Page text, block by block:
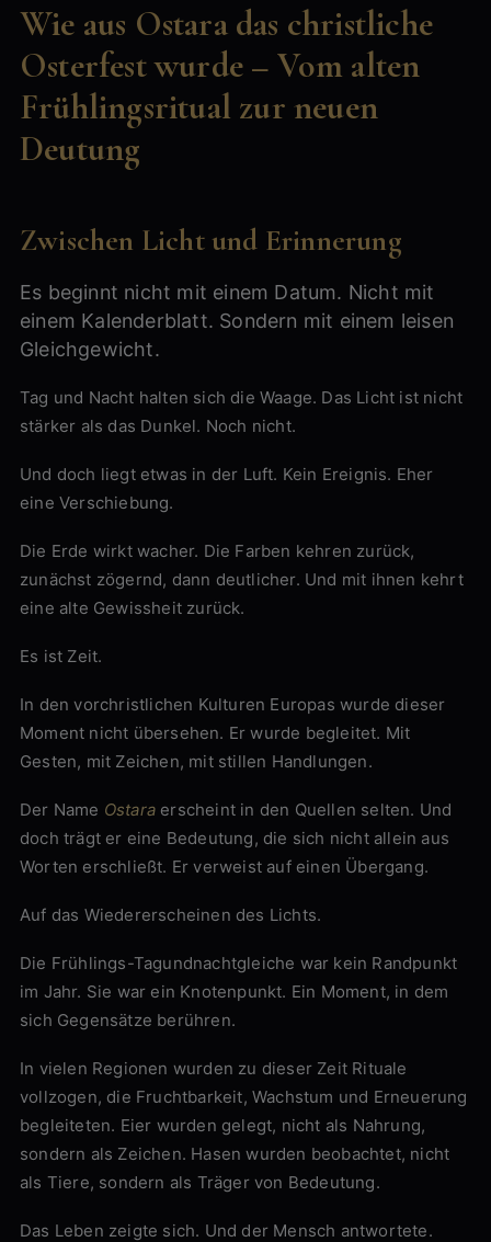
Wie aus Ostara das christliche
Osterfest wurde – Vom alten
Frühlingsritual zur neuen
Deutung
Zwischen Licht und Erinnerung
Es beginnt nicht mit einem Datum. Nicht mit
einem Kalenderblatt. Sondern mit einem leisen
Gleichgewicht.
Tag und Nacht halten sich die Waage. Das Licht ist nicht
stärker als das Dunkel. Noch nicht.
Und doch liegt etwas in der Luft. Kein Ereignis. Eher
eine Verschiebung.
Die Erde wirkt wacher. Die Farben kehren zurück,
zunächst zögernd, dann deutlicher. Und mit ihnen kehrt
eine alte Gewissheit zurück.
Es ist Zeit.
In den vorchristlichen Kulturen Europas wurde dieser
Moment nicht übersehen. Er wurde begleitet. Mit
Gesten, mit Zeichen, mit stillen Handlungen.
Der Name Ostara erscheint in den Quellen selten. Und
doch trägt er eine Bedeutung, die sich nicht allein aus
Worten erschließt. Er verweist auf einen Übergang.
Auf das Wiedererscheinen des Lichts.
Die Frühlings-Tagundnachtgleiche war kein Randpunkt
im Jahr. Sie war ein Knotenpunkt. Ein Moment, in dem
sich Gegensätze berühren.
In vielen Regionen wurden zu dieser Zeit Rituale
vollzogen, die Fruchtbarkeit, Wachstum und Erneuerung
begleiteten. Eier wurden gelegt, nicht als Nahrung,
sondern als Zeichen. Hasen wurden beobachtet, nicht
als Tiere, sondern als Träger von Bedeutung.
Das Leben zeigte sich. Und der Mensch antwortete.